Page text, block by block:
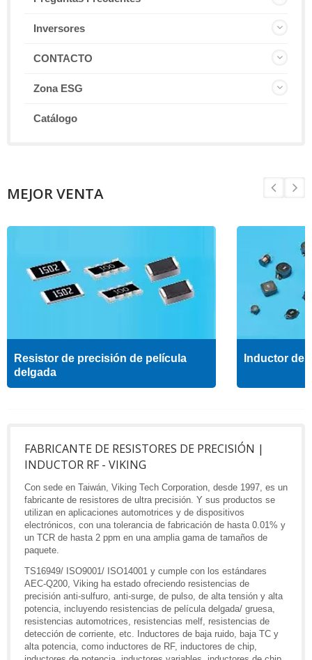
Inversores
CONTACTO
Zona ESG
Catálogo
MEJOR VENTA
Resistor de precisión de película
delgada
Inductor de
FABRICANTE DE RESISTORES DE PRECISIÓN |
INDUCTOR RF - VIKING
Con sede en Taiwán, Viking Tech Corporation, desde 1997, es un
fabricante de resistores de ultra precisión. Y sus productos se
utilizan en aplicaciones automotrices y de dispositivos
electrónicos, con una tolerancia de fabricación de hasta 0.01% y
un TCR de hasta 2 ppm en una amplia gama de tamaños de
paquete.
TS16949/ ISO9001/ ISO14001 y cumple con los estándares
AEC-Q200, Viking ha estado ofreciendo resistencias de
precisión anti-sulfuro, anti-surge, de pulso, de alta tensión y alta
potencia, incluyendo resistencias de película delgada/ gruesa,
resistencias automotrices, resistencias melf, resistencias de
detección de corriente, etc. Inductores de baja ruido, baja TC y
alta potencia, como inductores de RF, inductores de chip,